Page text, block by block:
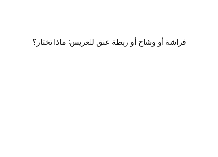
فراشة أو وشاح أو ربطة عنق للعريس: ماذا تختار؟